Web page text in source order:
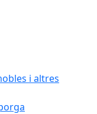
i altres